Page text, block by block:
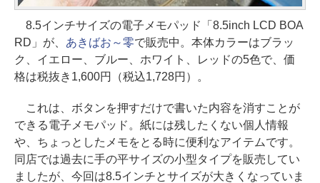
8.5インチサイズの電子メモパッド「8.5inch LCD BOA
RD」が、 あきばお～零で販売中。本体カラーはブラッ
ク、イエロー、ブルー、ホワイト、レッドの5色で、価
格は税抜き1,600円（税込1,728円）。
これは、ボタンを押すだけで書いた内容を消すことが
できる電子メモパッド。紙には残したくない個人情報
や、ちょっとしたメモをとる時に便利なアイテムです。
同店では過去に手の平サイズの小型タイプを販売してい
ましたが、今回は8.5インチとサイズが大きくなっていま